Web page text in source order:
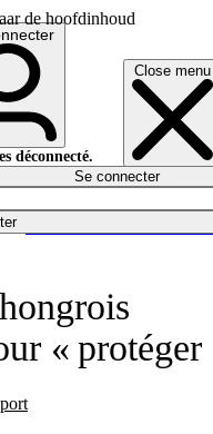
de hoofdinhoud
Close menu
déconnecté.
Se connecter
« protéger